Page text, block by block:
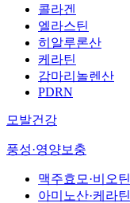
콜라겐
엘라스틴
히알루론산
케라틴
감마리놀렌산
PDRN
모발건강
풍성·영양보충
맥주효모·비오틴
아미노산·케라틴